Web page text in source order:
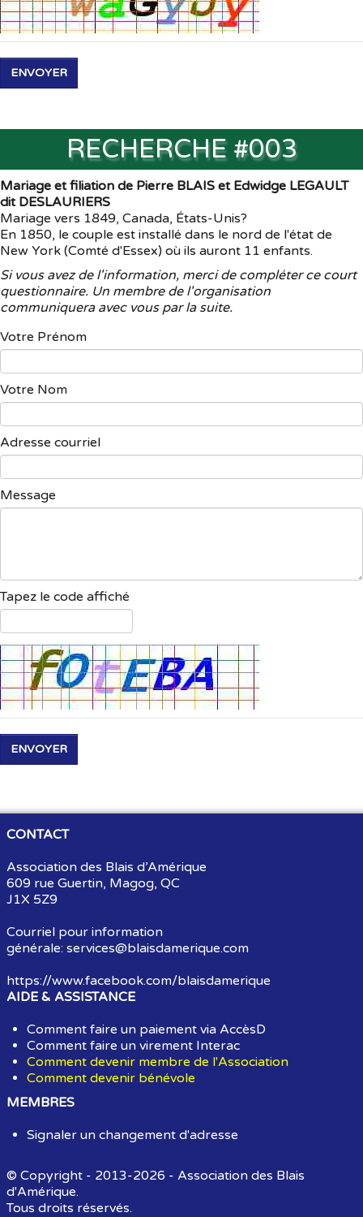
ENVOYER
RECHERCHE #003
Mariage et filiation de Pierre BLAIS et Edwidge LEGAULT
dit DESLAURIERS
Mariage vers 1849, Canada, États-Unis?
En 1850, le couple est installé dans le nord de l'état de
New York (Comté d'Essex) où ils auront 11 enfants.
Si vous avez de l'information, merci de compléter ce court
questionnaire. Un membre de l'organisation
communiquera avec vous par la suite.
Votre Prénom
Votre Nom
Adresse courriel
Message
Tapez le code affiché
ENVOYER
CONTACT
Association des Blais d’Amérique
609 rue Guertin, Magog, QC
J1X 5Z9
Courriel pour information
générale: services@blaisdamerique.com
https://www.facebook.com/blaisdamerique
AIDE & ASSISTANCE
Comment faire un paiement via AccèsD
Comment faire un virement Interac
Comment devenir membre de l'Association
Comment devenir bénévole
MEMBRES
Signaler un changement d'adresse
© Copyright - 2013-2026 - Association des Blais
d'Amérique.
Tous droits réservés.